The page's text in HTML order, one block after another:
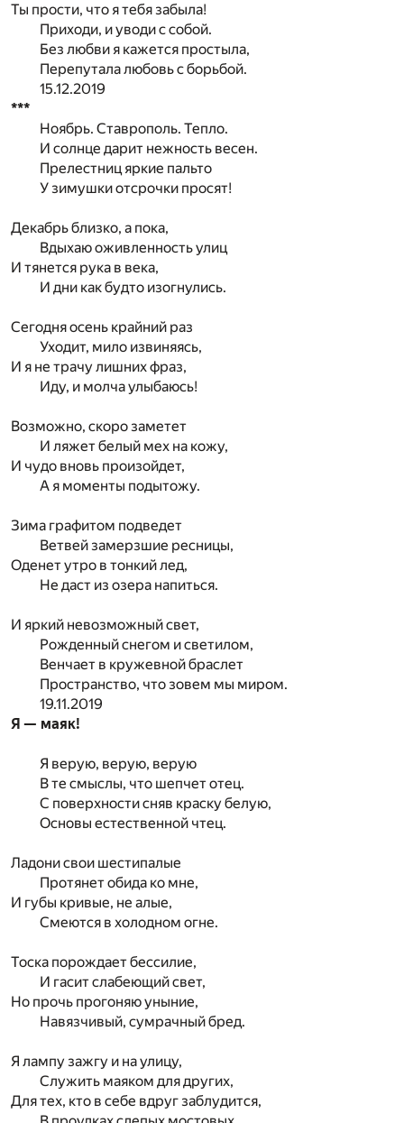
Ты прости, что я тебя забыла!
Приходи, и уводи с собой.
Без любви я кажется простыла,
Перепутала любовь с борьбой.
15.12.2019
***
Ноябрь. Ставрополь. Тепло.
И солнце дарит нежность весен.
Прелестниц яркие пальто
У зимушки отсрочки просят!
Декабрь близко, а пока,
Вдыхаю оживленность улиц
И тянется рука в века,
И дни как будто изогнулись.
Сегодня осень крайний раз
Уходит, мило извиняясь,
И я не трачу лишних фраз,
Иду, и молча улыбаюсь!
Возможно, скоро заметет
И ляжет белый мех на кожу,
И чудо вновь произойдет,
А я моменты подытожу.
Зима графитом подведет
Ветвей замерзшие ресницы,
Оденет утро в тонкий лед,
Не даст из озера напиться.
И яркий невозможный свет,
Рожденный снегом и светилом,
Венчает в кружевной браслет
Пространство, что зовем мы миром.
19.11.2019
Я — маяк!
Я верую, верую, верую
В те смыслы, что шепчет отец.
С поверхности сняв краску белую,
Основы естественной чтец.
Ладони свои шестипалые
Протянет обида ко мне,
И губы кривые, не алые,
Смеются в холодном огне.
Тоска порождает бессилие,
И гасит слабеющий свет,
Но прочь прогоняю уныние,
Навязчивый, сумрачный бред.
Я лампу зажгу и на улицу,
Служить маяком для других,
Для тех, кто в себе вдруг заблудится,